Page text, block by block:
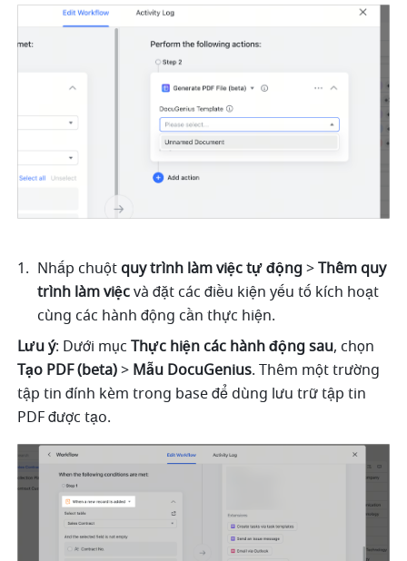
Nhấp chuột quy trình làm việc tự động > Thêm quy
trình làm việc và đặt các điều kiện yếu tố kích hoạt
cùng các hành động cần thực hiện.
Lưu ý: Dưới mục Thực hiện các hành động sau
Tạo PDF (beta) > Mẫu DocuGenius. Thêm một trường
tập tin đính kèm trong base để dùng lưu trữ tập tin
PDF được tạo.